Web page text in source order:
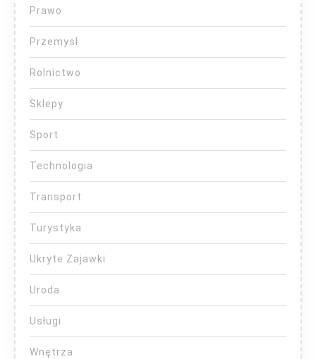
Prawo
Przemysł
Rolnictwo
Sklepy
Sport
Technologia
Transport
Turystyka
Ukryte Zajawki
Uroda
Usługi
Wnętrza